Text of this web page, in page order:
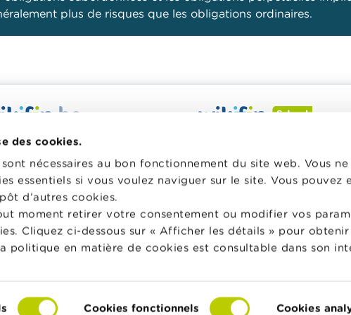
des cookies.
nécessaires au bon fonctionnement du site web. Vous
essentiels si vous voulez naviguer sur le site. Vous pouvez
d’autres cookies.
moment retirer votre consentement ou modifier vos
Cliquez ci-dessous sur « Afficher les détails » pour
politique en matière de cookies est consultable dans son
Cookies fonctionnels Cookies
plus de risques que les obligations ordinaires.
veut vous aider dans vos
disposition une information
fiable et pratique. Il est
aucun lien avec les acteurs
privés.
plus sur Wikifin
pédagogique varié et des
les aider à faire de l’éducation
classe.
Vers Wikifin School